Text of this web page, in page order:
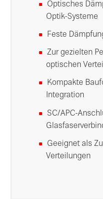
Optisches
Optik-Systeme
Feste
Zur gezielten
optischen
Kompakte
Integration
SC/APC-
Geeignet als
Verteilungen